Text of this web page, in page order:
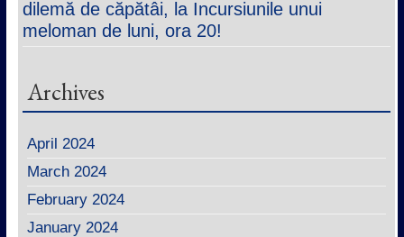
dilemă de căpătâi, la Incursiunile unui
meloman de luni, ora 20!
Archives
April 2024
March 2024
February 2024
January 2024